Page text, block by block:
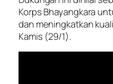
Korps Bhayangkara
dan meningkatkan
Kamis (29/1).